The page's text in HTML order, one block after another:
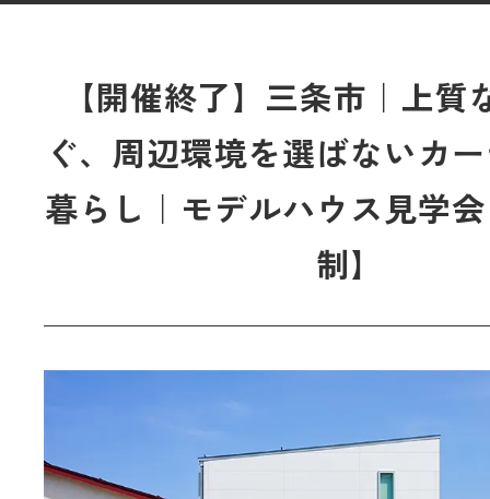
【開催終了】三条市｜上質
ぐ、周辺環境を選ばないカ
暮らし｜モデルハウス見学
制】